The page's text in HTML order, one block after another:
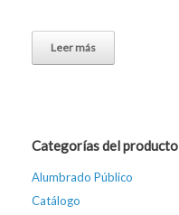
Leer más
Categorías del producto
Alumbrado Público
Catálogo